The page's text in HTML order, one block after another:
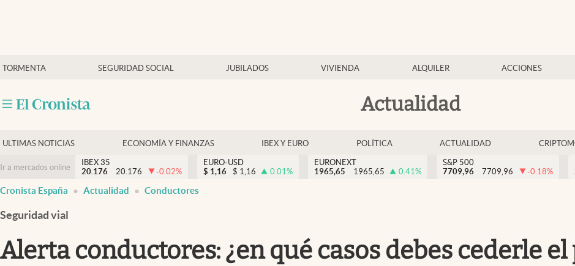
TORMENTA SEGURIDAD SOCIAL JUBILADOS VIVIENDA ALQUILER ACCIONES
Actualidad
Economía y finanzas
Criptomonedas
ULTIMAS NOTICIAS ECONOMÍA Y FINANZAS IBEX Y EURO POLÍTICA ACTUALIDAD
Ir a mercados online
IBEX 35
20.176
20.176 -0.02%
EURO-USD
$ 1,16 $ 1,16 0.01%
EURONEXT
1965,65
1965,65 0.41%
S&P 500
7709,96
7709,96 -0.18%
Cronista España Actualidad Conductores
Seguridad vial
Alerta conductores: ¿en qué casos debes cederle